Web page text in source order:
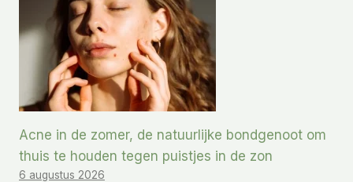
Acne in de zomer, de natuurlijke bondgenoot om
thuis te houden tegen puistjes in de zon
6 augustus 2026